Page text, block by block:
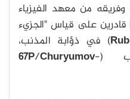
وفريقه من معهد الفيزياء
على قياس "الجزيء
) في ذؤابة المذنب،
(
67P/Churyumov-